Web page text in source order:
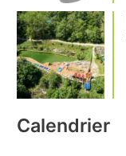
Calendrier